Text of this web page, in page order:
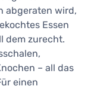
abgeraten wird,
Essen
dem zurecht.
– all das
einen